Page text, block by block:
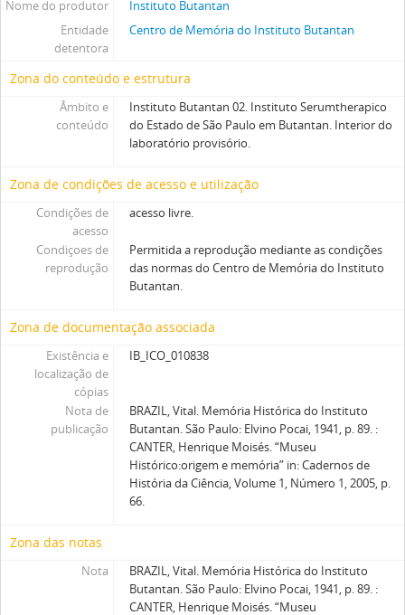
Nome do produtor
Instituto Butantan
Entidade
detentora
Centro de Memória do Instituto Butantan
Zona do conteúdo e estrutura
Âmbito e
conteúdo
Instituto Butantan 02. Instituto Serumtherapico
do Estado de São Paulo em Butantan. Interior do
laboratório provisório.
Zona de condições de acesso e utilização
Condições de
acesso
acesso livre.
Condiçoes de
reprodução
Permitida a reprodução mediante as condições
das normas do Centro de Memória do Instituto
Butantan.
Zona de documentação associada
Existência e
localização de
cópias
IB_ICO_010838
Nota de
publicação
BRAZIL, Vital. Memória Histórica do Instituto
Butantan. São Paulo: Elvino Pocai, 1941, p. 89. :
CANTER, Henrique Moisés. “Museu
Histórico:origem e memória” in: Cadernos de
História da Ciência, Volume 1, Número 1, 2005, p.
66.
Zona das notas
Nota
BRAZIL, Vital. Memória Histórica do Instituto
Butantan. São Paulo: Elvino Pocai, 1941, p. 89. :
CANTER, Henrique Moisés. “Museu